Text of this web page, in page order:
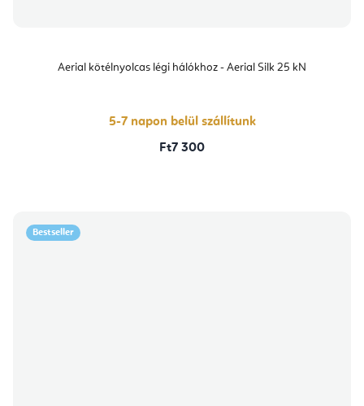
Aerial kötélnyolcas légi hálókhoz - Aerial Silk 25 kN
5-7 napon belül szállítunk
Ft7 300
Bestseller